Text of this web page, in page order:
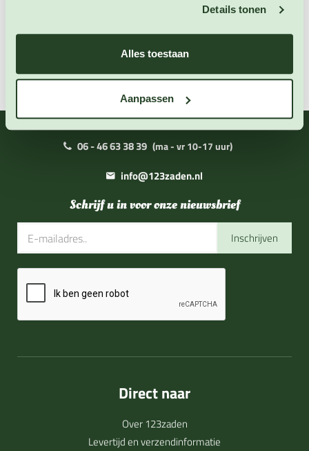
Details tonen
Alles toestaan
Aanpassen
06 - 46 63 38 39 (ma - vr 10-17 uur)
info@123zaden.nl
Schrijf u in voor onze nieuwsbrief
Inschrijven
Direct naar
Over 123zaden
Levertijd en verzendinformatie